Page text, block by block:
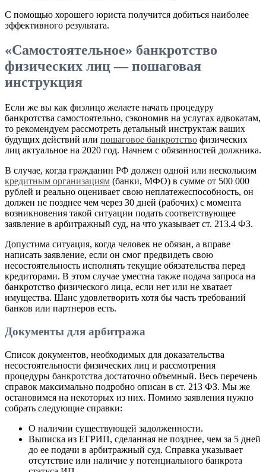
С помощью хорошего юриста получится добиться наиболее
эффективного результата.
«Самостоятельное» банкротство
физических лиц — пошаговая
инструкция
Если же вы как физлицо желаете начать процедуру
банкротства самостоятельно, сэкономив на услугах адвокатам,
то рекомендуем рассмотреть детальный инструктаж ваших
будущих действий или пошаговое банкротство физических
лиц актуальное на 2020 год. Начнем с обязанностей должника.
В случае, когда гражданин РФ должен одной или нескольким
кредитным организациям (банки, МФО) в сумме от 500 000
рублей и реально оценивает свою неплатежеспособность, он
должен не позднее чем через 30 дней (рабочих) с момента
возникновения такой ситуации подать соответствующее
заявление в арбитражный суд, на что указывает ст. 213.4 ФЗ.
Допустима ситуация, когда человек не обязан, а вправе
написать заявление, если он смог предвидеть свою
несостоятельность исполнять текущие обязательства перед
кредиторами. В этом случае уместна также подача запроса на
банкротство физического лица, если нет или не хватает
имущества. Шанс удовлетворить хотя бы часть требований
банков или партнеров есть.
Документы для арбитража
Список документов, необходимых для доказательства
несостоятельности физических лиц и рассмотрения
процедуры банкротства достаточно объемный. Весь перечень
справок максимально подробно описан в ст. 213 ФЗ. Мы же
остановимся на некоторых из них. Помимо заявления нужно
собрать следующие справки:
О наличии существующей задолженности.
Выписка из ЕГРИП, сделанная не позднее, чем за 5 дней
до ее подачи в арбитражный суд. Справка указывает
отсутствие или наличие у потенциального банкрота